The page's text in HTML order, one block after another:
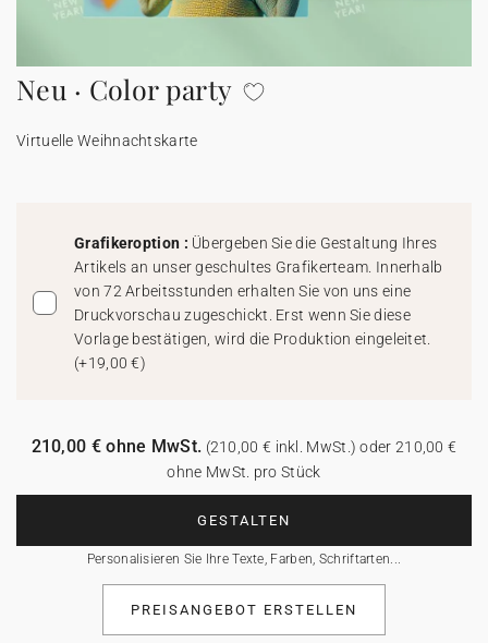
★ Gratis Musterkarten
Menüs
Neu · Color party
Virtuelle Weihnachtskarte
Grafikeroption : Übergeben Sie die Gestaltung Ihres
Artikels an unser geschultes Grafikerteam. Innerhalb
von 72 Arbeitsstunden erhalten Sie von uns eine
Druckvorschau zugeschickt. Erst wenn Sie diese
Vorlage bestätigen, wird die Produktion eingeleitet.
(+19,00 €)
GESTALTEN
Personalisieren Sie Ihre Texte, Farben, Schriftarten...
210,00 € ohne MwSt. (210,00 € inkl. MwSt.) oder 210,00 €
ohne MwSt. pro Stück
PREISANGEBOT ERSTELLEN